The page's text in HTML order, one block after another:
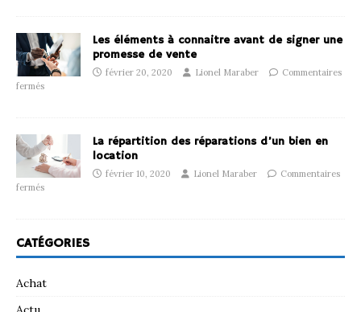
Les éléments à connaitre avant de signer une
promesse de vente
février 20, 2020 Lionel Maraber
Commentaires
fermés
La répartition des réparations d’un bien en
location
février 10, 2020 Lionel Maraber
Commentaires
fermés
CATÉGORIES
Achat